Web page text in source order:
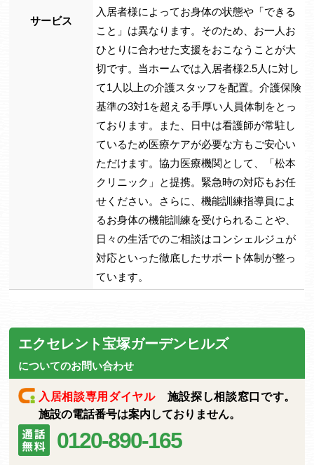
サービス
入居者様によってお身体の状態や「できる
こと」は異なります。そのため、お一人お
ひとりに合わせた支援をおこなうことが大
切です。当ホームでは入居者様2.5人に対し
て1人以上の介護スタッフを配置。介護保険
基準の3対1を超える手厚い人員体制をとっ
ております。また、日中は看護師が常駐し
ているため医療ケアが必要な方もご安心い
ただけます。協力医療機関として、「松本
クリニック」と提携。緊急時の対応もお任
せください。さらに、機能訓練指導員によ
るお身体の機能訓練を受けられることや、
日々の生活でのご相談はコンシェルジュが
対応といった徹底したサポート体制が整っ
ています。
エクセレント宝塚ガーデンヒルズ
についてのお問い合わせ
入居相談専用ダイヤル施設探し相談窓口です。
施設の電話番号は案内しておりません。
0120-890-165